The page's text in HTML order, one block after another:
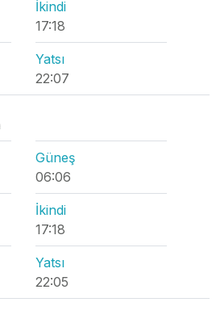
İkindi
17:18
Yatsı
22:07
Güneş
06:06
İkindi
17:18
Yatsı
22:05